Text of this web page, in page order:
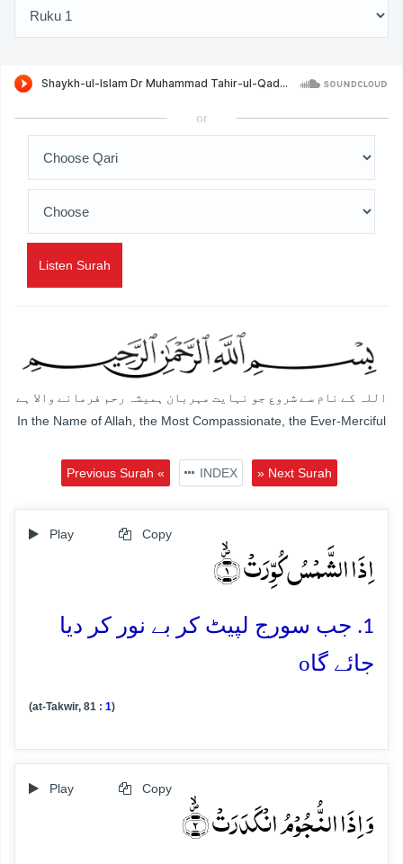
or
Listen Surah
اللہ کے نام سے شروع جو نہایت مہربان ہمیشہ رحم فرمانے والا ہے
In the Name of Allah, the Most Compassionate, the Ever-Merciful
Previous Surah « INDEX » Next Surah
Play Copy
اِذَا الشَّمۡسُ کُوِّرَتۡ ۪ۙ﴿۱﴾
1. جب سورج لپیٹ کر بے نور کر دیا
جائے گاo
(at-Takwir, 81 : 1)
Play Copy
وَ اِذَا النُّجُوۡمُ انۡکَدَرَتۡ ۪ۙ﴿۲﴾